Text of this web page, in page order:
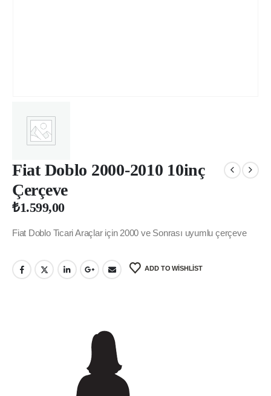
Fiat Doblo 2000-2010 10inç
Çerçeve
₺1.599,00
Fiat Doblo Ticari Araçlar için 2000 ve Sonrası uyumlu çerçeve
ADD TO WISHLIST